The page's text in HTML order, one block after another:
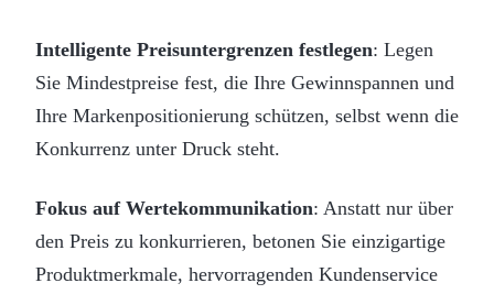
Intelligente Preisuntergrenzen festlegen: Legen
Sie Mindestpreise fest, die Ihre Gewinnspannen und
Ihre Markenpositionierung schützen, selbst wenn die
Konkurrenz unter Druck steht.
Fokus auf Wertekommunikation: Anstatt nur über
den Preis zu konkurrieren, betonen Sie einzigartige
Produktmerkmale, hervorragenden Kundenservice